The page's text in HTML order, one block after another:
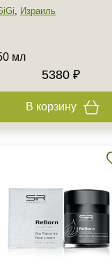
, Израиль
мл
5380 ₽
В корзину